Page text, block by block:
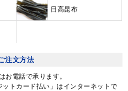
日高昆布
注文方法
お電話で承ります。
トカード払い」はインターネットで